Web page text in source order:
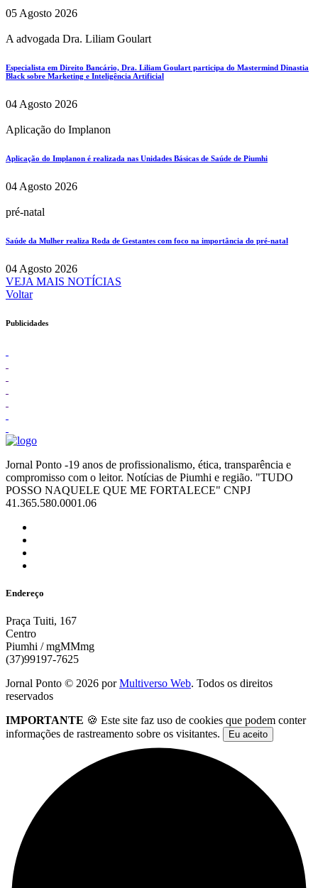
05 Agosto 2026
A advogada Dra. Liliam Goulart
Especialista em Direito Bancário, Dra. Liliam Goulart participa do Mastermind Dinastia
Black sobre Marketing e Inteligência Artificial
04 Agosto 2026
Aplicação do Implanon
Aplicação do Implanon é realizada nas Unidades Básicas de Saúde de Piumhi
04 Agosto 2026
pré-natal
Saúde da Mulher realiza Roda de Gestantes com foco na importância do pré-natal
04 Agosto 2026
VEJA MAIS NOTÍCIAS
Voltar
Publicidades
Jornal Ponto -19 anos de profissionalismo, ética, transparência e
compromisso com o leitor. Notícias de Piumhi e região. "TUDO
POSSO NAQUELE QUE ME FORTALECE" CNPJ
41.365.580.0001.06
Endereço
Praça Tuiti, 167
Centro
Piumhi / mgMMmg
(37)99197-7625
Jornal Ponto © 2026 porMultiverso Web. Todos os direitos
reservados
IMPORTANTE 🍪 Este site faz uso de cookies que podem conter
informações de rastreamento sobre os visitantes.
Eu aceito